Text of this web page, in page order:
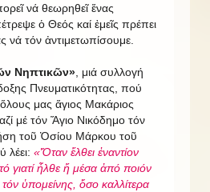
νά θεωρηθεῖ ἕνας
ὁ Θεός καί ἐμεῖς πρέπει
νά τόν ἀντιμετωπίσουμε.
Νηπτικῶν» , μιά συλλογή
Πνευματικότητας, πού
μας ἅγιος Μακάριος
μέ τόν Ἅγιο Νικόδημο τόν
τοῦ Ὁσίου Μάρκου τοῦ
λέει: «Ὅταν ἔλθει ἐναντίον
γιατί ἦλθε ἤ μέσα ἀπό ποιόν
ὑπομείνης, ὅσο καλλίτερα